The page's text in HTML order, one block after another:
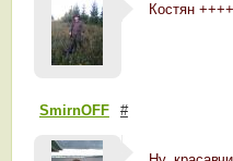
Костян
SmirnOFF #